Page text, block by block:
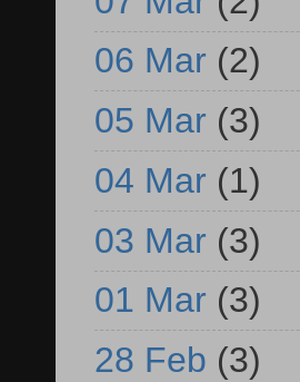
06 Mar (2)
05 Mar (3)
04 Mar (1)
03 Mar (3)
01 Mar (3)
28 Feb (3)